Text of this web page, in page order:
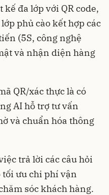
đa lớp với QR code,
phủ cào kết hợp các
(5S, công nghệ
và nhận diện hàng
QR/xác thực là có
AI hỗ trợ tư vấn
và chuẩn hóa thông
trả lời các câu hỏi
ưu chi phí vận
sóc khách hàng.